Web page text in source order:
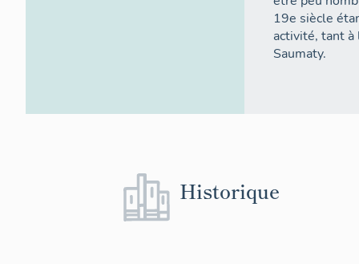
19e siècle
activité, tant
Saumaty.
Historique